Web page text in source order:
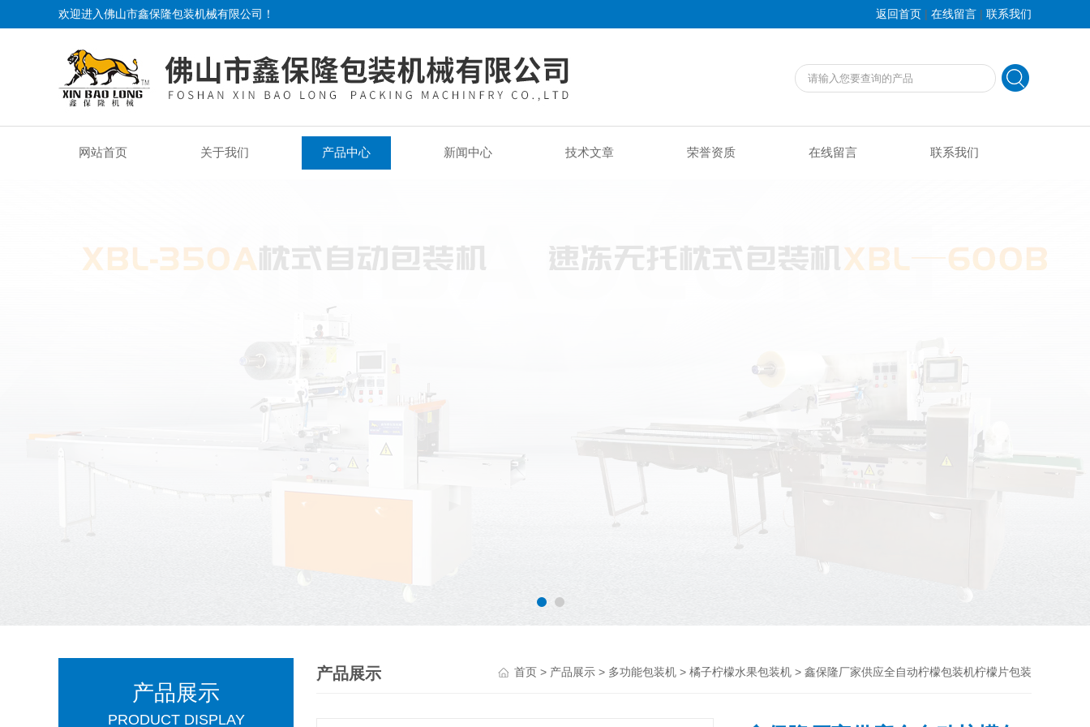
欢迎进入佛山市鑫保隆包装机械有限公司！ 返回首页 | 在线留言 | 联系我们
网站首页 关于我们 产品中心 新闻中心 技术文章 荣誉资质 在线留言 联系我们
产品展示
PRODUCT DISPLAY
产品展示 首页 > 产品展示 > 多功能包装机 > 橘子柠檬水果包装机 > 鑫保隆厂家供应全自动柠檬包装机柠檬片包装